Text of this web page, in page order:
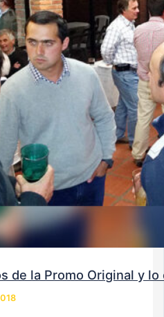
de la Promo Original y